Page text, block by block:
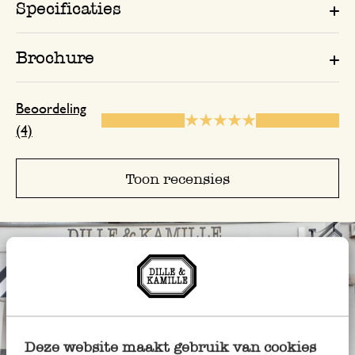
Deze website maakt gebruik van cookies
Specificaties
Brochure
Beoordeling
(4)
Toon recensies